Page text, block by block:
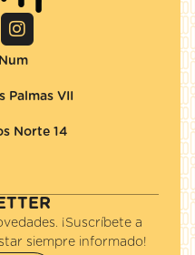
Palmas VII
Norte 14
¡Suscríbete a
siempre informado!